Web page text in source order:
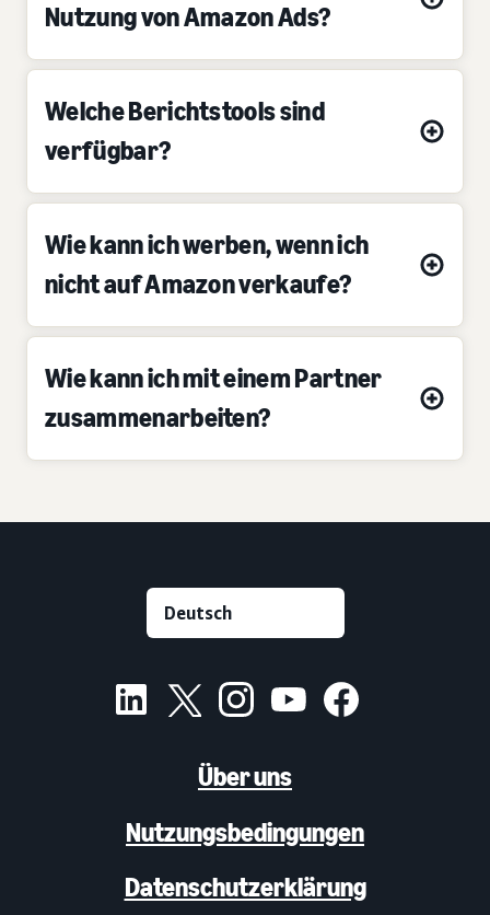
Nutzung von Amazon Ads?
Welche Berichtstools sind
verfügbar?
Wie kann ich werben, wenn ich
nicht auf Amazon verkaufe?
Wie kann ich mit einem Partner
zusammenarbeiten?
Über uns
Nutzungsbedingungen
Datenschutzerklärung